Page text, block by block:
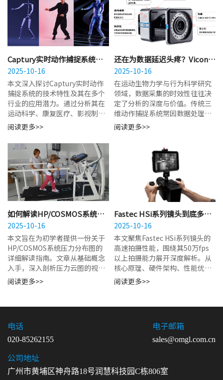
Captury实时动作捕捉系统适
合哪些行业？体育与医疗是首
选吗？
2025-10-16
本文深入探讨Captury实时动作
捕捉系统的技术特性及其在多个
行业的应用潜力。通过分析其在
运动科学、康复医疗、影视制作
及人机交互等领域的应用逻辑，
解析该技术如何...
阅读更多>>
还在为数据延迟头疼？Vicon
vero 如何实现毫秒级实时三维
分析？
2025-10-16
在运动生物力学与行为科学研究
领域，数据采集的时效性往往决
定了分析的深度与价值。传统三
维动作捕捉系统常因数据处理链
路冗长而产生显著的时间延迟，
导致研究人员难以在实...
阅读更多>>
如何解读HP/COSMOS系统的
压力分布图？新手入门指南看
这里
2025-10-16
本文旨在为初学者提供一份关于
HP/COSMOS系统压力分布图的
详细解读指南。文章从基础概念
入手，深入剖析压力云图的视觉
语言、关键参数含义及坐标体
系。通过系统讲解...
阅读更多>>
Fastec HSi系列镜头到底多
快？深度解析其50万fps以上的
极限拍摄能力
2025-10-16
本文聚焦Fastec HSi系列镜头的
高速拍摄性能，围绕其50万fps
以上拍摄能力展开深度解析。从
核心原理、硬件架构、性能优
势、技术适配、应用价值及技术
局限等维...
阅读更多>>
电话
020-85262155
电子邮箱
sales@omgl.com.cn
公司地址
广州市黄埔区神舟路18号润慧科技园C栋806室